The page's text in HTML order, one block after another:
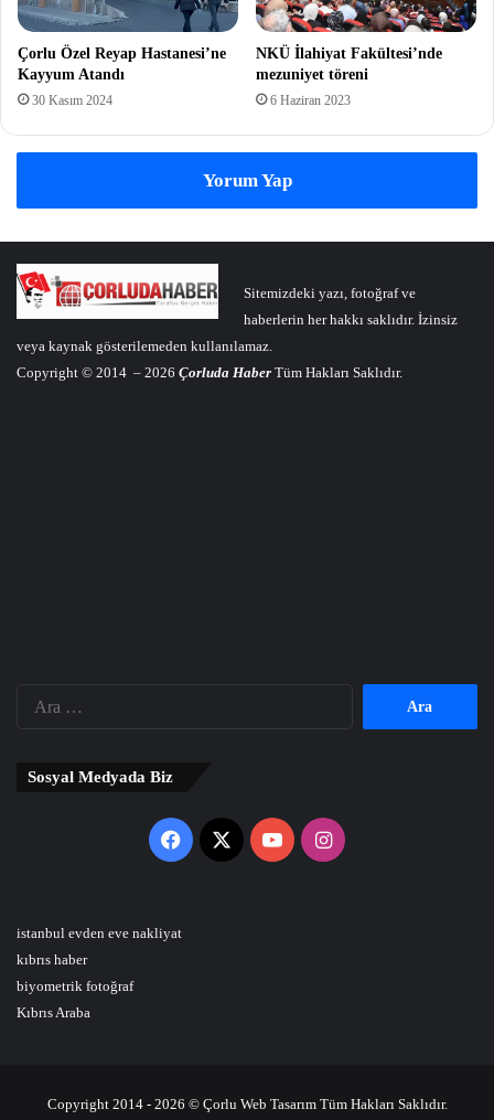
Çorlu Özel Reyap Hastanesi’ne
Kayyum Atandı
30 Kasım 2024
NKÜ İlahiyat Fakültesi’nde
mezuniyet töreni
6 Haziran 2023
Yorum Yap
Sitemizdeki yazı, fotoğraf ve
haberlerin her hakkı saklıdır. İzinsiz
veya kaynak gösterilemeden kullanılamaz.
Copyright © 2014 – 2026 Çorluda Haber Tüm Hakları Saklıdır.
Sosyal Medyada Biz
Facebook
X YouTubeInstagram
istanbul evden eve nakliyat
kıbrıs haber
biyometrik fotoğraf
Kıbrıs Araba
Copyright 2014 - 2026 © Çorlu Web Tasarım Tüm Hakları Saklıdır.